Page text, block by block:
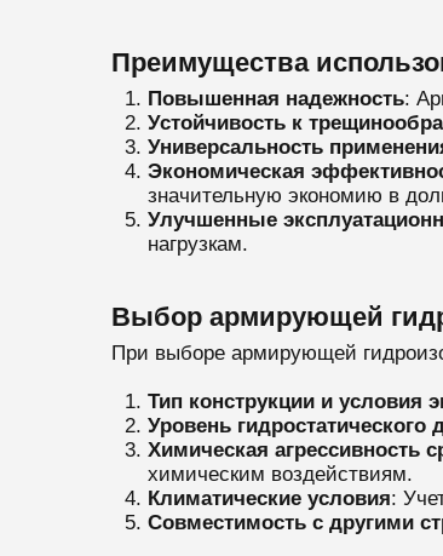
Преимущества
Повышенная надежность:
Устойчивость к
Универсальность
Экономическая
значительную экономию в
Улучшенные
нагрузкам.
Выбор армирующей
При выборе армирующей
Тип конструкции и условия
Уровень гидростатического
Химическая агрессивность
химическим воздействиям.
Климатические условия:
Совместимость с другими